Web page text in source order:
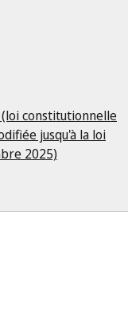
constitutionnelle
jusqu'à la loi
2025)